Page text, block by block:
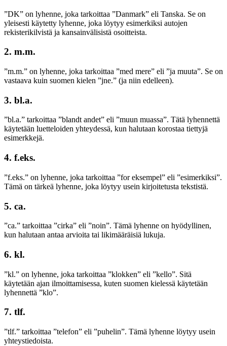
”DK” on lyhenne, joka tarkoittaa ”Danmark” eli Tanska. Se on
yleisesti käytetty lyhenne, joka löytyy esimerkiksi autojen
rekisterikilvistä ja kansainvälisistä osoitteista.
2. m.m.
”m.m.” on lyhenne, joka tarkoittaa ”med mere” eli ”ja muuta”. Se on
vastaava kuin suomen kielen ”jne.” (ja niin edelleen).
3. bl.a.
”bl.a.” tarkoittaa ”blandt andet” eli ”muun muassa”. Tätä lyhennettä
käytetään luetteloiden yhteydessä, kun halutaan korostaa tiettyjä
esimerkkejä.
4. f.eks.
”f.eks.” on lyhenne, joka tarkoittaa ”for eksempel” eli ”esimerkiksi”.
Tämä on tärkeä lyhenne, joka löytyy usein kirjoitetusta tekstistä.
5. ca.
”ca.” tarkoittaa ”cirka” eli ”noin”. Tämä lyhenne on hyödyllinen,
kun halutaan antaa arvioita tai likimääräisiä lukuja.
6. kl.
”kl.” on lyhenne, joka tarkoittaa ”klokken” eli ”kello”. Sitä
käytetään ajan ilmoittamisessa, kuten suomen kielessä käytetään
lyhennettä ”klo”.
7. tlf.
”tlf.” tarkoittaa ”telefon” eli ”puhelin”. Tämä lyhenne löytyy usein
yhteystiedoista.